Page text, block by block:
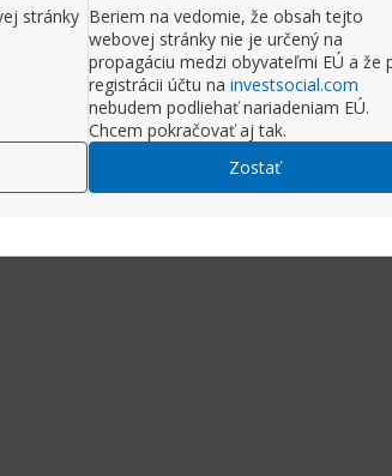
stránky Beriem na vedomie, že obsah tejto
webovej stránky nie je určený na
propagáciu medzi obyvateľmi EÚ a že
registrácii účtu na investsocial.com
nebudem podliehať nariadeniam EÚ.
Chcem pokračovať aj tak.
Zostať